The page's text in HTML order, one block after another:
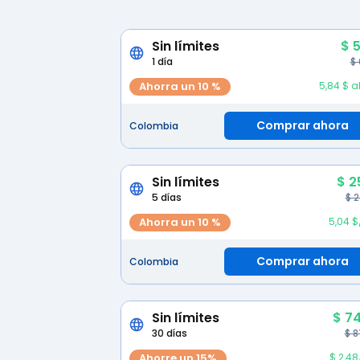
Sin límites $
1 día $
Ahorra un 10 % 5,84 $
Colombia Comprar ahora
Sin límites $
5 días $
Ahorra un 10 % 5,04
Colombia Comprar ahora
Sin límites $
30 días $
$